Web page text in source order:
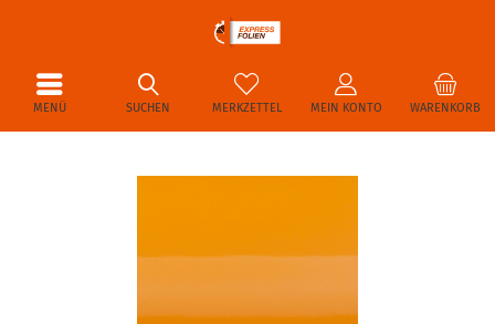
MENÜ WARENKORB
MERKZETTEL MEIN KONTO
SUCHEN